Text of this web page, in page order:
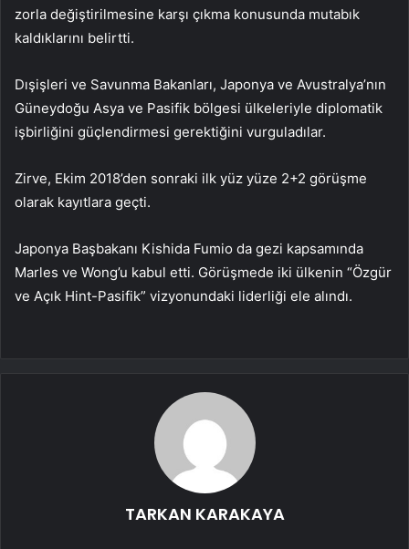
zorla değiştirilmesine karşı çıkma konusunda mutabık
kaldıklarını belirtti.
Dışişleri ve Savunma Bakanları, Japonya ve Avustralya’nın
Güneydoğu Asya ve Pasifik bölgesi ülkeleriyle diplomatik
işbirliğini güçlendirmesi gerektiğini vurguladılar.
Zirve, Ekim 2018’den sonraki ilk yüz yüze 2+2 görüşme
olarak kayıtlara geçti.
Japonya Başbakanı Kishida Fumio da gezi kapsamında
Marles ve Wong’u kabul etti. Görüşmede iki ülkenin “Özgür
ve Açık Hint-Pasifik” vizyonundaki liderliği ele alındı.
TARKAN KARAKAYA